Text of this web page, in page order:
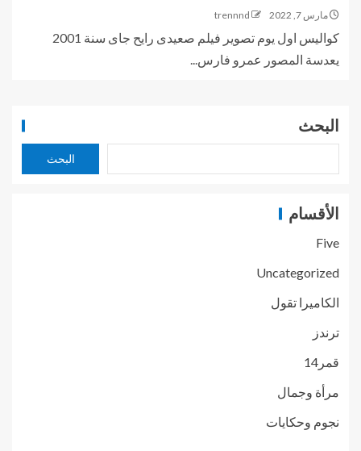
مارس 7, 2022 trennnd
كواليس اول يوم تصوير فيلم صعيدى رايح جاى سنة 2001
يعدسة المصور عمرو فارس...
البحث
البحث
الأقسام
Five
Uncategorized
الكاميرا تقول
ترندز
قمر14
مرأة وجمال
نجوم وحكايات